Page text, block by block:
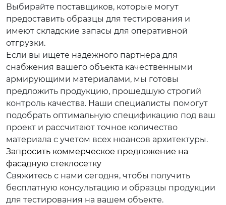
Выбирайте поставщиков, которые могут
предоставить образцы для тестирования и
имеют складские запасы для оперативной
отгрузки.
Если вы ищете надежного партнера для
снабжения вашего объекта качественными
армирующими материалами, мы готовы
предложить продукцию, прошедшую строгий
контроль качества. Наши специалисты помогут
подобрать оптимальную спецификацию под ваш
проект и рассчитают точное количество
материала с учетом всех нюансов архитектуры.
Запросить коммерческое предложение на
фасадную стеклосетку
Свяжитесь с нами сегодня, чтобы получить
бесплатную консультацию и образцы продукции
для тестирования на вашем объекте.